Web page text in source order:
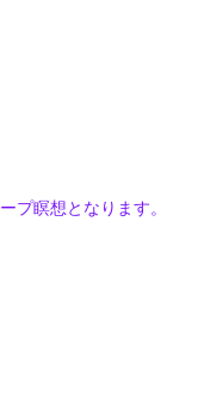
プ瞑想 となります。